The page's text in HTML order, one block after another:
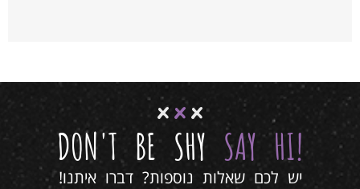
!
DON'T BE SHY SAY HI
יש לכם שאלות נוספות? דברו איתנו!